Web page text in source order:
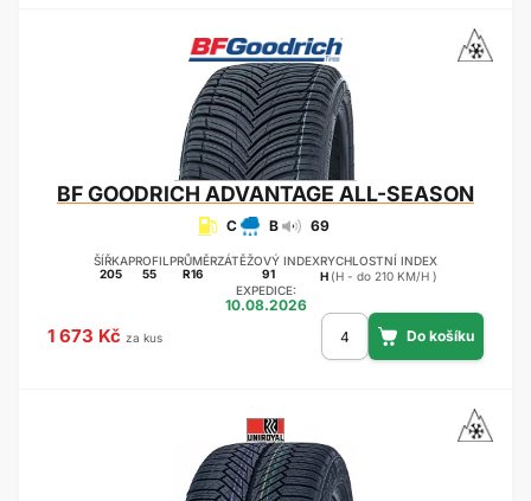
BF GOODRICH ADVANTAGE ALL-SEASON
C B 69
ŠÍŘKA
205
PROFIL
55
PRŮMĚR
R16
ZÁTĚŽOVÝ INDEX
91
RYCHLOSTNÍ INDEX
H (H - do 210 KM/H )
EXPEDICE:
10.08.2026
1 673 Kč za kus